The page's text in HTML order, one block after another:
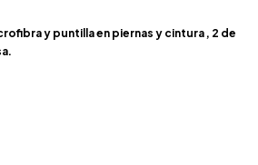
y puntilla en piernas y cintura , 2 de